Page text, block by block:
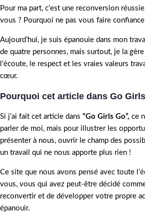
Pour ma part, c’est une reconversion
vous ? Pourquoi ne pas vous faire confiance
Aujourd’hui, je suis épanouie dans mon
de quatre personnes, mais surtout, je la
l’écoute, le respect et les vraies valeurs
cœur.
Pourquoi cet article dans Go
Si j’ai fait cet article dans “Go Girls Go”, ce
parler de moi, mais pour illustrer les
présenter à nous, ouvrir le champ des
un travail qui ne nous apporte plus rien !
Ce site que nous avons pensé avec toute
vous, vous qui avez peut-être décidé
reconvertir et de développer votre propre
épanouir.